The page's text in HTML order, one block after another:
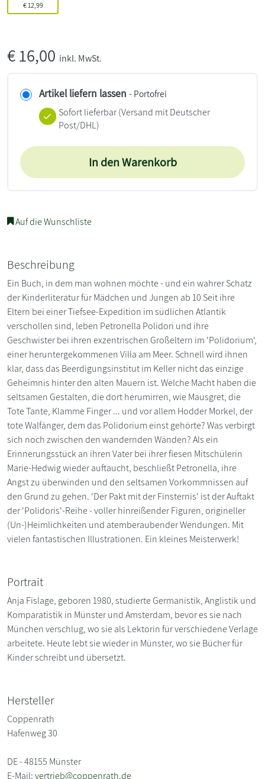
€12,99
€16,00 inkl. MwSt.
Artikel liefern lassen - Portofrei
Sofort lieferbar(Versand mit Deutscher
Post/DHL)
In den Warenkorb
Auf die Wunschliste
Beschreibung
Ein Buch, in dem man wohnen möchte - und ein wahrer Schatz
der Kinderliteratur für Mädchen und Jungen ab 10 Seit ihre
Eltern bei einer Tiefsee-Expedition im südlichen Atlantik
verschollen sind, leben Petronella Polidori und ihre
Geschwister bei ihren exzentrischen Großeltern im 'Polidorium',
einer heruntergekommenen Villa am Meer. Schnell wird ihnen
klar, dass das Beerdigungsinstitut im Keller nicht das einzige
Geheimnis hinter den alten Mauern ist. Welche Macht haben die
seltsamen Gestalten, die dort herumirren, wie Mausgret, die
Tote Tante, Klamme Finger ... und vor allem Hodder Morkel, der
tote Walfänger, dem das Polidorium einst gehörte? Was verbirgt
sich noch zwischen den wandernden Wänden? Als ein
Erinnerungsstück an ihren Vater bei ihrer fiesen Mitschülerin
Marie-Hedwig wieder auftaucht, beschließt Petronella, ihre
Angst zu überwinden und den seltsamen Vorkommnissen auf
den Grund zu gehen. 'Der Pakt mit der Finsternis' ist der Auftakt
der 'Polidoris'-Reihe - voller hinreißender Figuren, origineller
(Un-)Heimlichkeiten und atemberaubender Wendungen. Mit
vielen fantastischen Illustrationen. Ein kleines Meisterwerk!
Portrait
Anja Fislage, geboren 1980, studierte Germanistik, Anglistik und
Komparatistik in Münster und Amsterdam, bevor es sie nach
München verschlug, wo sie als Lektorin für verschiedene Verlage
arbeitete. Heute lebt sie wieder in Münster, wo sie Bücher für
Kinder schreibt und übersetzt.
Hersteller
Coppenrath
Hafenweg 30
DE - 48155 Münster
E-Mail:vertrieb@coppenrath.de